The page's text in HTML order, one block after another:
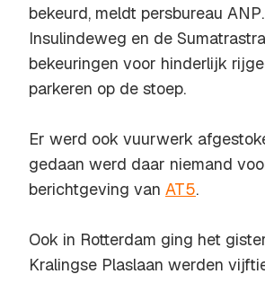
bekeurd, meldt persbureau ANP
Insulindeweg en de
bekeuringen voor hinderlijk
parkeren op de stoep.
Er werd ook vuurwerk
gedaan werd daar niemand
berichtgeving van AT5.
Ook in Rotterdam ging het
Kralingse Plaslaan werden